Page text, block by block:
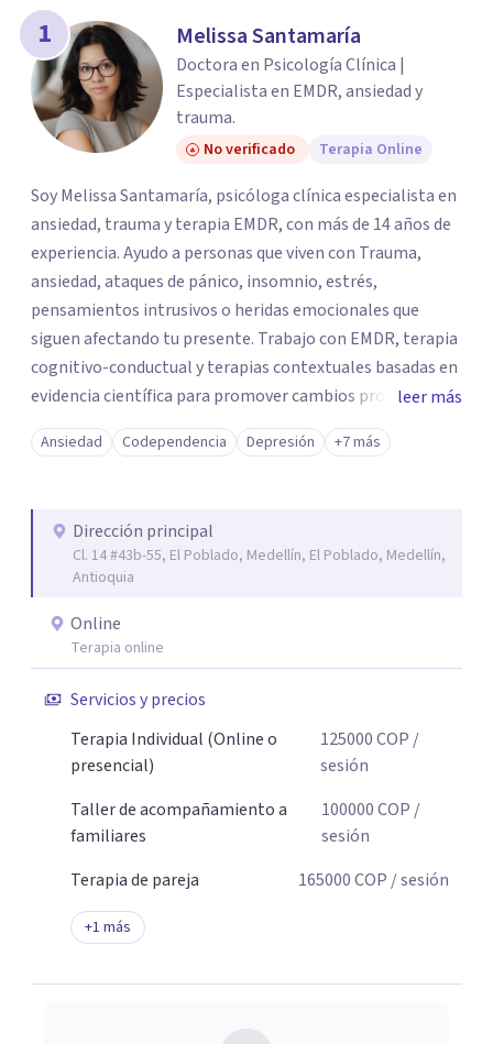
1 Melissa Santamaría
Doctora en Psicología Clínica |
Especialista en EMDR, ansiedad y
trauma.
No verificado Terapia Online
Soy Melissa Santamaría, psicóloga clínica especialista en
ansiedad, trauma y terapia EMDR, con más de 14 años de
experiencia. Ayudo a personas que viven con Trauma,
ansiedad, ataques de pánico, insomnio, estrés,
pensamientos intrusivos o heridas emocionales que
siguen afectando tu presente. Trabajo con EMDR, terapia
cognitivo-conductual y terapias contextuales basadas en
evidencia científica para promover cambios profundos y
duraderos. Atiendo adultos, adolescentes, parejas y
familias de forma presencial en Medellín y online, en un
leer más
Ansiedad Codependencia Depresión +7 más
Dirección principal
Cl. 14 #43b-55, El Poblado, Medellín, El Poblado, Medellín,
Antioquia
Online
Terapia online
Servicios y precios
Terapia Individual (Online o
presencial)
125000COP /
sesión
Taller de acompañamiento a
familiares
100000COP /
sesión
Terapia de pareja
165000COP / sesión
+1 más